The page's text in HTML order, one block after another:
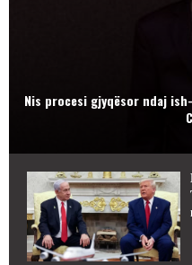
Nis procesi gjyqësor ndaj